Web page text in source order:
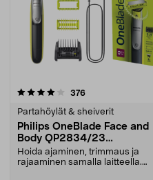
376arvostelut
Partahöylät & sheiverit
Philips OneBlade Face and
Body QP2834/23
Sähkökäyttöinen partahöylä
Hoida ajaminen, trimmaus ja
rajaaminen samalla laitteella.
3.5 viidestä